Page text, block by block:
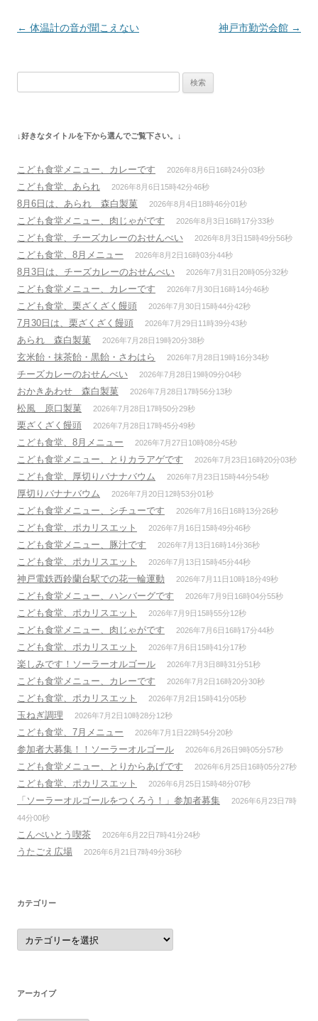
投
ョ
ン
← 体温計の音が聞こえない 神戸市勤労会館 →
↓好きなタイトルを下から選んでご覧下さい。↓
こども食堂メニュー、カレーです 2026年8月6日16時24分03秒
こども食堂、あられ 2026年8月6日15時42分46秒
8月6日は、あられ 森白製菓 2026年8月4日18時46分01秒
こども食堂メニュー、肉じゃがです 2026年8月3日16時17分33秒
こども食堂、チーズカレーのおせんべい 2026年8月3日15時49分56秒
こども食堂、8月メニュー 2026年8月2日16時03分44秒
8月3日は、チーズカレーのおせんべい 2026年7月31日20時05分32秒
こども食堂メニュー、カレーです 2026年7月30日16時14分46秒
こども食堂、栗ざくざく饅頭 2026年7月30日15時44分42秒
7月30日は、栗ざくざく饅頭 2026年7月29日11時39分43秒
あられ 森白製菓 2026年7月28日19時20分38秒
玄米飴・抹茶飴・黒飴・さわはら 2026年7月28日19時16分34秒
チーズカレーのおせんべい 2026年7月28日19時09分04秒
おかきあわせ 森白製菓 2026年7月28日17時56分13秒
松風 原口製菓 2026年7月28日17時50分29秒
栗ざくざく饅頭 2026年7月28日17時45分49秒
こども食堂、8月メニュー 2026年7月27日10時08分45秒
こども食堂メニュー、とりカラアゲです 2026年7月23日16時20分03秒
こども食堂、厚切りバナナバウム 2026年7月23日15時44分54秒
厚切りバナナバウム 2026年7月20日12時53分01秒
こども食堂メニュー、シチューです 2026年7月16日16時13分26秒
こども食堂、ポカリスエット 2026年7月16日15時49分46秒
こども食堂メニュー、豚汁です 2026年7月13日16時14分36秒
こども食堂、ポカリスエット 2026年7月13日15時45分44秒
神戸電鉄西鈴蘭台駅での花一輪運動 2026年7月11日10時18分49秒
こども食堂メニュー、ハンバーグです 2026年7月9日16時04分55秒
こども食堂、ポカリスエット 2026年7月9日15時55分12秒
こども食堂メニュー、肉じゃがです 2026年7月6日16時17分44秒
こども食堂、ポカリスエット 2026年7月6日15時41分17秒
楽しみです！ソーラーオルゴール 2026年7月3日8時31分51秒
こども食堂メニュー、カレーです 2026年7月2日16時20分30秒
こども食堂、ポカリスエット 2026年7月2日15時41分05秒
玉ねぎ調理 2026年7月2日10時28分12秒
こども食堂、7月メニュー 2026年7月1日22時54分20秒
参加者大募集！！ソーラーオルゴール 2026年6月26日9時05分57秒
こども食堂メニュー、とりからあげです 2026年6月25日16時05分27秒
こども食堂、ポカリスエット 2026年6月25日15時48分07秒
「ソーラーオルゴールをつくろう！」参加者募集
2026年6月23日7時
44分00秒
こんぺいとう喫茶 2026年6月22日7時41分24秒
うたごえ広場 2026年6月21日7時49分36秒
カテゴリー
カ
テ
ゴ
アーカイブ